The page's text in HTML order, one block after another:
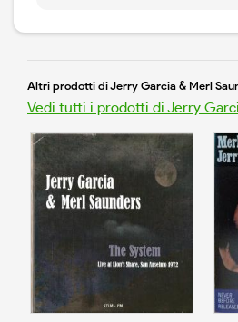
Altri prodotti di Jerry Garcia & Merl
Vedi tutti i prodotti di Jerry